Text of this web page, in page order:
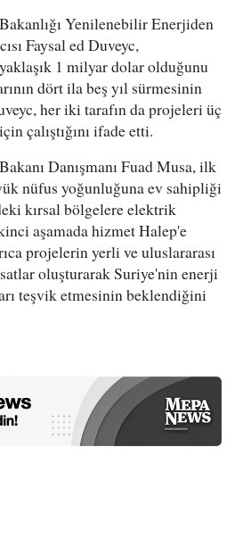
Yenilenebilir Enerjiden
Faysal ed Duveyc,
1 milyar dolar olduğunu
dört ila beş yıl sürmesinin
her iki tarafın da projeleri üç
çalıştığını ifade etti.
Danışmanı Fuad Musa, ilk
nüfus yoğunluğuna ev sahipliği
kırsal bölgelere elektrik
aşamada hizmet Halep'e
projelerin yerli ve uluslararası
oluşturarak Suriye'nin enerji
teşvik etmesinin beklendiğini